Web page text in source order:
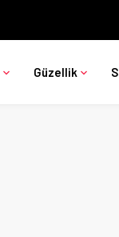
Güzellik